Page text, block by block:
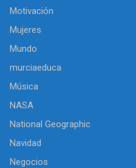
Motivación
Mujeres
Mundo
murciaeduca
Música
NASA
National Geographic
Navidad
Negocios